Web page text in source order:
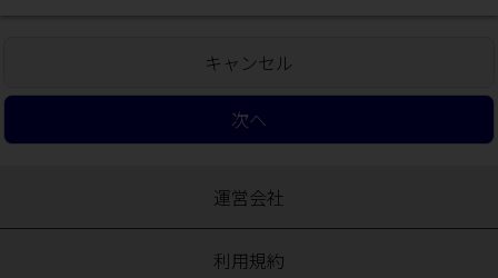
キャンセル
次へ
運営会社
利用規約